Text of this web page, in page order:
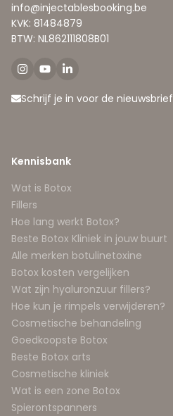
info@injectablesbooking.be
KVK: 81484879
BTW: NL862111808B01
Schrijf je in voor de nieuwsbrief
Kennisbank
Wat is Botox
Fillers
Hoe lang werkt Botox?
Beste Botox Kliniek in jouw buurt
Alle merken botulinetoxine
Botox kosten vergelijken
Wat zijn hyaluronzuur fillers?
Hoe kun je rimpels verwijderen?
Cosmetische behandeling
Goedkoopste Botox
Beste Botox arts
Cosmetische kliniek
Wat is een zone Botox
Spierontspanners